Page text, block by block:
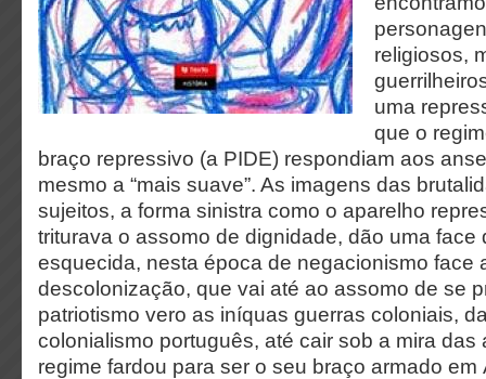
religiosos,
uma
que o
braço repressivo (a PIDE) respondiam aos
mesmo a “mais suave”. As imagens das
sujeitos, a forma sinistra como o aparelho
triturava o assomo de dignidade, dão uma face
esquecida, nesta época de negacionismo face
descolonização, que vai até ao assomo de se
patriotismo vero as iníquas guerras coloniais,
colonialismo português, até cair sob a mira das
regime fardou para ser o seu braço armado em